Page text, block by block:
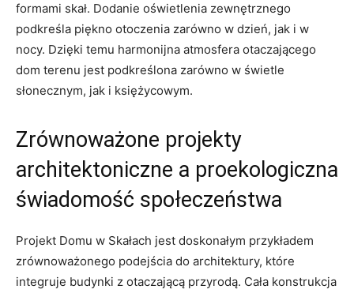
⁣formami skał. ‌Dodanie oświetlenia zewnętrznego
podkreśla​ piękno​ otoczenia zarówno w ⁤dzień, jak i⁤ w
nocy. Dzięki‍ temu harmonijna⁣ atmosfera‌ otaczającego
dom terenu jest podkreślona zarówno w świetle
słonecznym, jak​ i księżycowym.
Zrównoważone ⁤projekty
architektoniczne a proekologiczna
świadomość społeczeństwa
Projekt Domu w Skałach jest doskonałym przykładem
zrównoważonego ⁣podejścia do architektury, które ​
integruje‍ budynki‌ z ‌otaczającą przyrodą. ​Cała konstrukcja